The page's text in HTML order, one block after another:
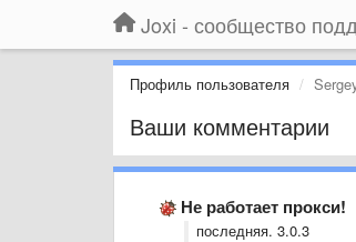
Профиль пользователя
Ваши комментарии
Не работает прокси!
последняя. 3.0.3